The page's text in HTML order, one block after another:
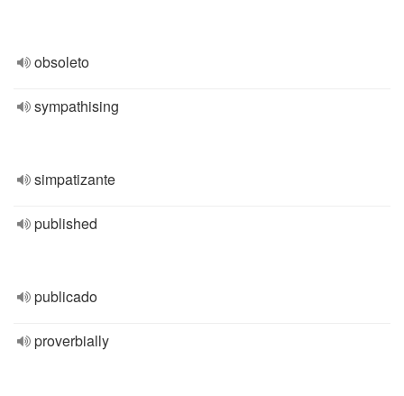
obsoleto
sympathising
simpatizante
published
publicado
proverbially